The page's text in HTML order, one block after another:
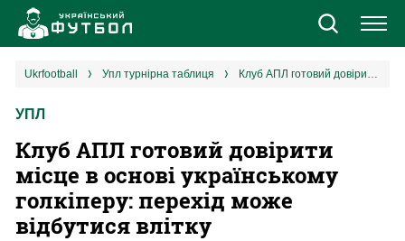
Новини
Єврокубки
УПЛ
ukrfootball упл турнірна таблиця Клуб АПЛ готовий довірити місце в основі українському голкіперу: перехід може відбутися влітку
УПЛ
Клуб АПЛ готовий довірити
місце в основі українському
голкіперу: перехід може
відбутися влітку